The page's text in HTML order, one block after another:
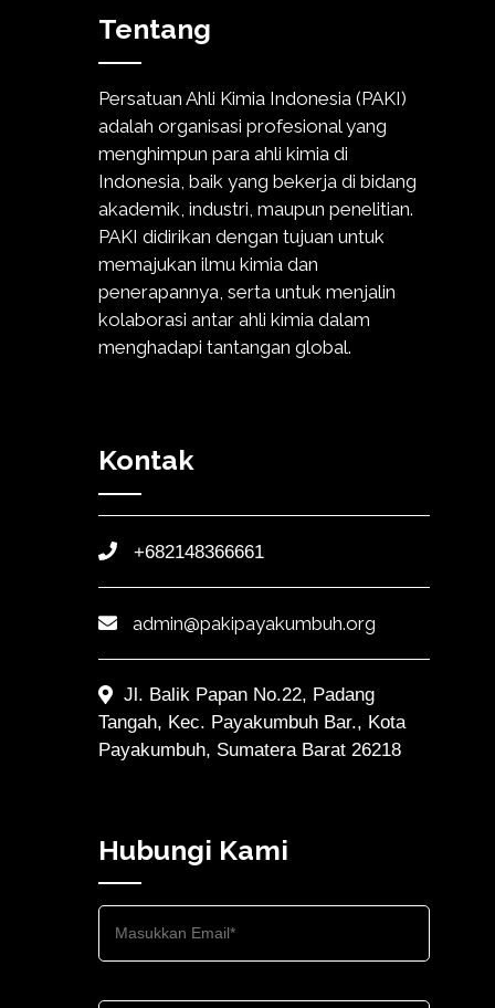
Tentang
Persatuan Ahli Kimia Indonesia (PAKI)
adalah organisasi profesional yang
menghimpun para ahli kimia di
Indonesia, baik yang bekerja di bidang
akademik, industri, maupun penelitian.
PAKI didirikan dengan tujuan untuk
memajukan ilmu kimia dan
penerapannya, serta untuk menjalin
kolaborasi antar ahli kimia dalam
menghadapi tantangan global.
Kontak
+682148366661
admin@pakipayakumbuh.org
Jl. Balik Papan No.22, Padang
Tangah, Kec. Payakumbuh Bar., Kota
Payakumbuh, Sumatera Barat 26218
Hubungi Kami